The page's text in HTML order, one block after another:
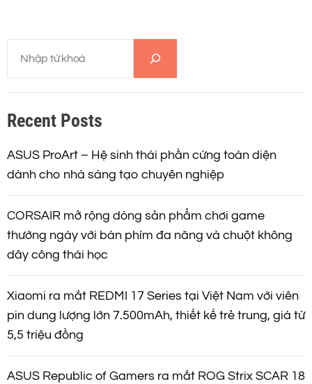
m
i
m
Recent Posts
ASUS ProArt – Hệ sinh thái phần cứng toàn diện
dành cho nhà sáng tạo chuyên nghiệp
CORSAIR mở rộng dòng sản phẩm chơi game
thường ngày với bàn phím đa năng và chuột không
dây công thái học
Xiaomi ra mắt REDMI 17 Series tại Việt Nam với viên
pin dung lượng lớn 7.500mAh, thiết kế trẻ trung, giá từ
5,5 triệu đồng
ASUS Republic of Gamers ra mắt ROG Strix SCAR 18